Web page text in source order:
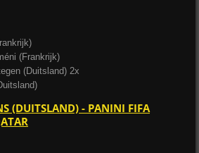
(Frankrijk)
(Duitsland) 2x
(DUITSLAND) - PANINI FIFA